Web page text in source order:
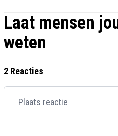
Laat mensen
weten
2 Reacties